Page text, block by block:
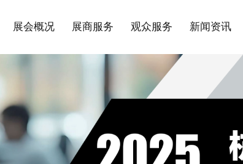
展会概况 展商服务 观众服务 新闻资讯